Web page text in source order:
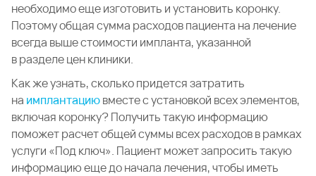
необходимо еще изготовить и установить коронку.
Поэтому общая сумма расходов пациента на лечение
всегда выше стоимости импланта, указанной
в разделе цен клиники.
Как же узнать, сколько придется затратить
на имплантациювместе с установкой всех элементов,
включая коронку? Получить такую информацию
поможет расчет общей суммы всех расходов в рамках
услуги «Под ключ». Пациент может запросить такую
информацию еще до начала лечения, чтобы иметь